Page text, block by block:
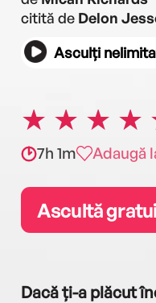
citită de Delon
Asculți
7h 1m
Adaugă
Ascultă
Dacă ți-a plăcut